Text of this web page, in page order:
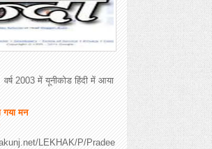
वर्ष 2003 में यूनीकोड हिंदी में आया
मन
LEKHAK/P/Pradee